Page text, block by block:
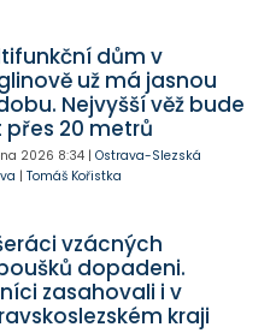
dům v
už má jasnou
Nejvyšší věž bude
přes 20 metrů
2026 8:34| Ostrava-Slezská
| Tomáš Kořistka
vzácných
dopadeni.
zasahovali i v
kraji